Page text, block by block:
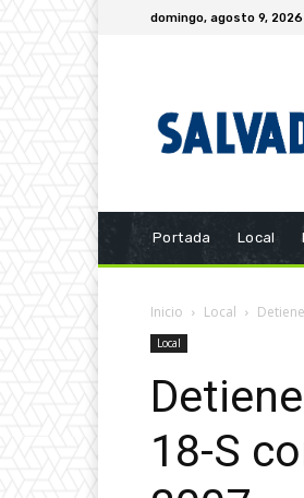
domingo, agosto 9, 2026
Portada Local
Inicio Local
Local
18-S